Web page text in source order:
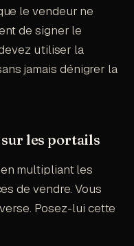
le vendeur ne
de signer le
utiliser la
jamais dénigrer la
les portails
multipliant les
de vendre. Vous
Posez-lui cette